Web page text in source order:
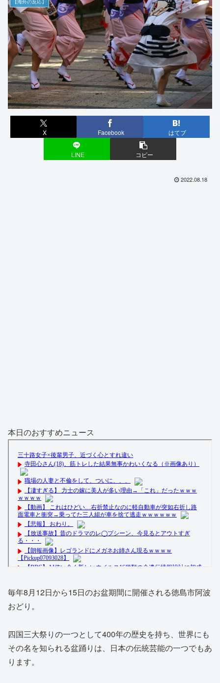
【海外の反応】
X Facebook はてブ
LINE コピー
2022.08.18
本日のおすすめニュース
毎年8月12日から15日のお盆期間に開催される徳島市阿波
おどり。
四国三大祭りの一つとして400年の歴史を持ち、世界にも
その名を知られる盆踊りは、日本の伝統芸能の一つでもあ
ります。